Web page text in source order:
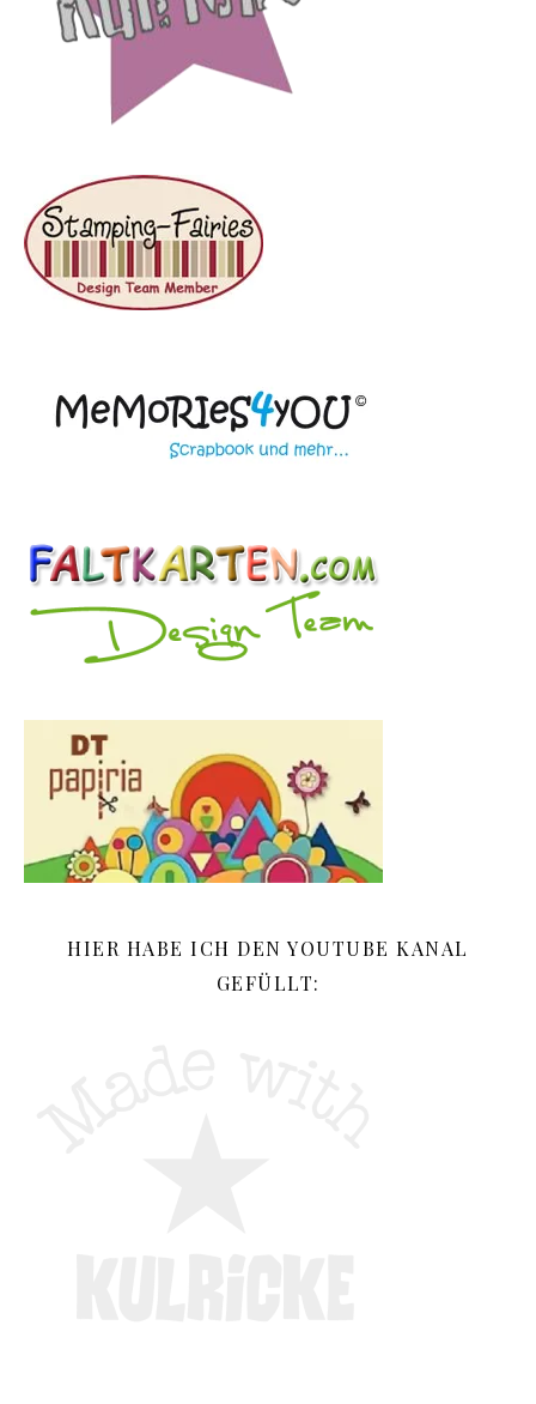
HIER HABE ICH DEN YOUTUBE KANAL
GEFÜLLT: